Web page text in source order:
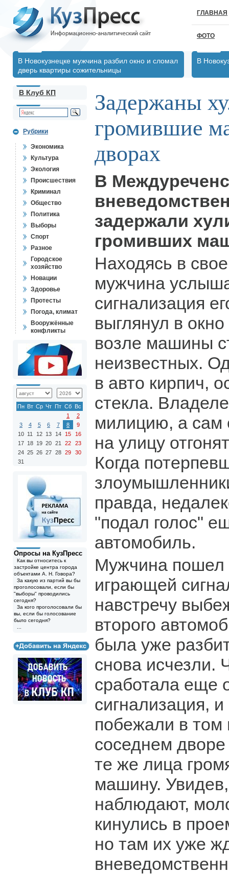
ГЛАВНАЯ
ФОТО
В Новокузнецке мужчина разбил окно и сломал
дверь квартиры сожительницы
В
В Клуб КП
Рубрики
Экономика
Культура
Экология
Происшествия
Криминал
Общество
Политика
Выборы
Спорт
Разное
Городское
хозяйство
Новации
Здоровье
Протесты
Погода, климат
Вооружённые
конфликты
Пн Вт Ср Чт Пт Сб Вс
1
2
3
4 5 6 7 8
9
10 11 12 13 14 15
16
17 18 19 20 21 22
23
24 25 26 27 28 29
30
31
Опросы на КузПресс
Как вы относитесь к
застройке центра города
объектами А. Н. Говора?
За какую из партий вы бы
проголосовали, если бы
"выборы" проводились
сегодня?
За кого проголосовали бы
вы, если бы голосование
было сегодня?
Задержаны
громившие
дворах
В
задержали
громивших
Находясь в
мужчина
сигнализация
выглянул в
возле машины
неизвестных.
в авто кирпич,
стекла.
милицию, а сам
на улицу
Когда
правда,
"подал голос"
автомобиль.
Мужчина пошел
играющей
навстречу
второго
была уже
снова исчезли.
сработала еще
сигнализация,
побежали в том
соседнем
те же лица
машину.
наблюдают,
кинулись в
но там их уже